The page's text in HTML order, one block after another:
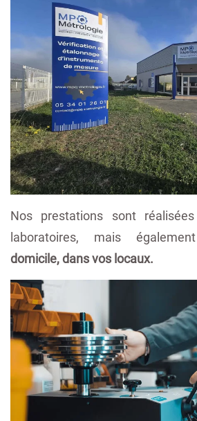
Nos prestations sont
laboratoires, mais
domicile, dans vos locaux.